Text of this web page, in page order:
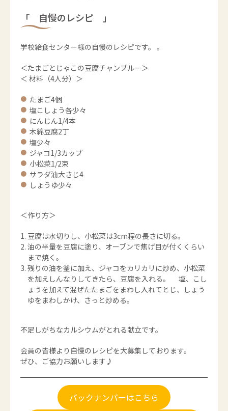
「 自慢のレシピ 」
学校給食センター様の自慢のレシピです。 。
＜たまごとじゃこの豆腐チャンプルー＞
＜ 材料（4人分）＞
たまご4個
塩こしょう各少々
にんじん1/4本
木綿豆腐2丁
塩少々
ジャコ1/3カップ
小松菜1/2束
サラダ油大さじ4
しょうゆ少々
＜作り方＞
豆腐は水切りし、小松菜は3cm程の長さに切る。
油の半量を豆腐に塗り、オーブンで焦げ目が付くくらい
まで焼く。
残りの油を釜に加え、ジャコをカリカリに炒め、小松菜
を加えしんなりしてきたら、豆腐を入れる。 塩、こし
ょうを加えて混ぜたたまごをまわし入れてとじ、しょう
ゆをまわしかけ、さっと炒める。
不足しがちなカルシウムがとれる献立です。
会員の皆様より自慢のレシピを大募集しております。
ぜひ、ご協力お願いします♪
バックナンバーはこちら